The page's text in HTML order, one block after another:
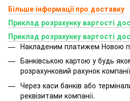
Більше інформації про доставку
Приклад розрахунку вартості
Приклад розрахунку вартості
Накладеним платижем Новою
Банківською картою у будь
розрахунковий рахунок
Через каси банків або
реквізитами компанії.